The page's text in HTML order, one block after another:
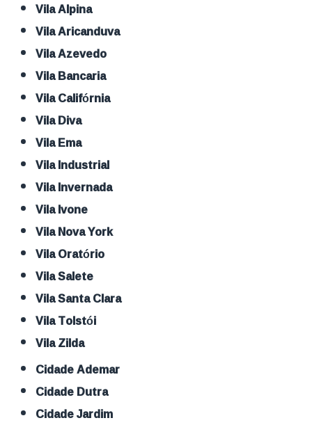
Vila Alpina
Vila Aricanduva
Vila Azevedo
Vila Bancaria
Vila Califórnia
Vila Diva
Vila Ema
Vila Industrial
Vila Invernada
Vila Ivone
Vila Nova York
Vila Oratório
Vila Salete
Vila Santa Clara
Vila Tolstói
Vila Zilda
Cidade Ademar
Cidade Dutra
Cidade Jardim